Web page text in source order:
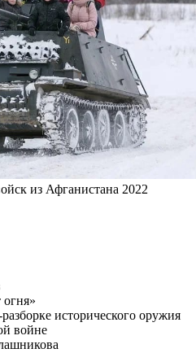
из Афганистана 2022
исторического оружия
войне